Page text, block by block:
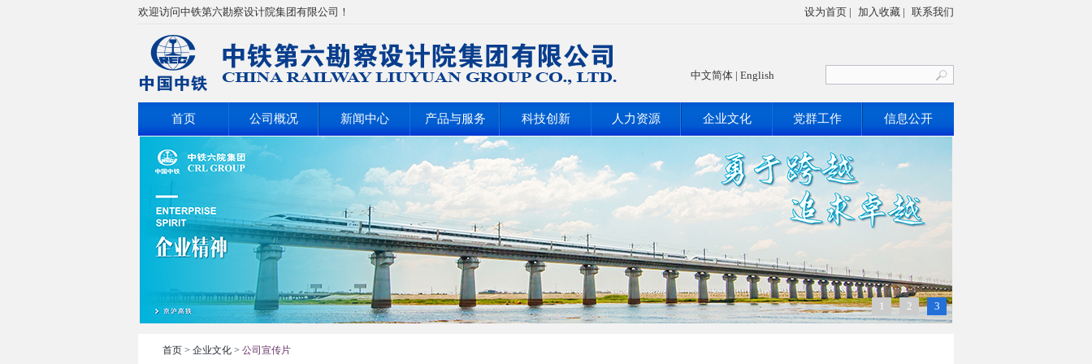
欢迎访问中铁第六勘察设计院集团有限公司！ 设为首页 | 加入收藏 | 联系我们
中文简体 | English
首页 公司概况 新闻中心 产品与服务 科技创新 人力资源 企业文化 党群工作 信息公开
1 2 3
首页 > 企业文化 > 公司宣传片